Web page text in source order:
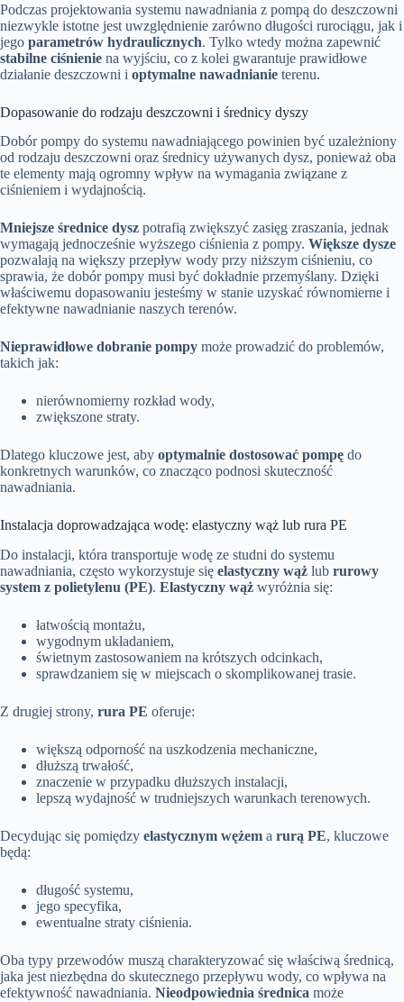
Podczas projektowania systemu nawadniania z pompą do deszczowni
niezwykle istotne jest uwzględnienie zarówno długości rurociągu, jak i
jego parametrów hydraulicznych. Tylko wtedy można zapewnić
stabilne ciśnienie na wyjściu, co z kolei gwarantuje prawidłowe
działanie deszczowni i optymalne nawadnianie terenu.
Dopasowanie do rodzaju deszczowni i średnicy dyszy
Dobór pompy do systemu nawadniającego powinien być uzależniony
od rodzaju deszczowni oraz średnicy używanych dysz, ponieważ oba
te elementy mają ogromny wpływ na wymagania związane z
ciśnieniem i wydajnością.
Mniejsze średnice dysz potrafią zwiększyć zasięg zraszania, jednak
wymagają jednocześnie wyższego ciśnienia z pompy. Większe dysze
pozwalają na większy przepływ wody przy niższym ciśnieniu, co
sprawia, że dobór pompy musi być dokładnie przemyślany. Dzięki
właściwemu dopasowaniu jesteśmy w stanie uzyskać równomierne i
efektywne nawadnianie naszych terenów.
Nieprawidłowe dobranie pompy może prowadzić do problemów,
takich jak:
nierównomierny rozkład wody,
zwiększone straty.
Dlatego kluczowe jest, aby optymalnie dostosować pompę do
konkretnych warunków, co znacząco podnosi skuteczność
nawadniania.
Instalacja doprowadzająca wodę: elastyczny wąż lub rura PE
Do instalacji, która transportuje wodę ze studni do systemu
nawadniania, często wykorzystuje się elastyczny wąż lub rurowy
system z polietylenu (PE). Elastyczny wąż wyróżnia się:
łatwością montażu,
wygodnym układaniem,
świetnym zastosowaniem na krótszych odcinkach,
sprawdzaniem się w miejscach o skomplikowanej trasie.
Z drugiej strony, rura PE oferuje:
większą odporność na uszkodzenia mechaniczne,
dłuższą trwałość,
znaczenie w przypadku dłuższych instalacji,
lepszą wydajność w trudniejszych warunkach terenowych.
Decydując się pomiędzy elastycznym wężem a rurą PE, kluczowe
będą:
długość systemu,
jego specyfika,
ewentualne straty ciśnienia.
Oba typy przewodów muszą charakteryzować się właściwą średnicą,
jaka jest niezbędna do skutecznego przepływu wody, co wpływa na
efektywność nawadniania. Nieodpowiednia średnica może